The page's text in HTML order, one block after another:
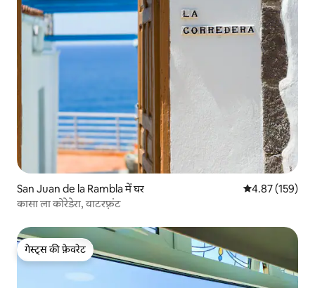
San Juan de la Rambla में घर औसत रेटिंग 5 में से
4.87 (159)
कासा ला कोरेडेरा, वाटरफ़्रंट
गेस्ट्स की फ़ेवरेट
गेस्ट्स की फ़ेवरेट